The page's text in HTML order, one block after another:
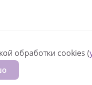
обработки cookies (